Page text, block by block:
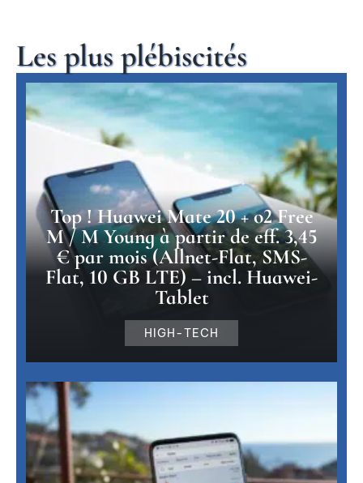
Les plus plébiscités
Top ! Huawei Mate 20 + o2 Free
M / M Young à partir de eff. 3,45
€ par mois (Allnet-Flat, SMS-
Flat, 10 GB LTE) – incl. Huawei-
Tablet
HIGH-TECH